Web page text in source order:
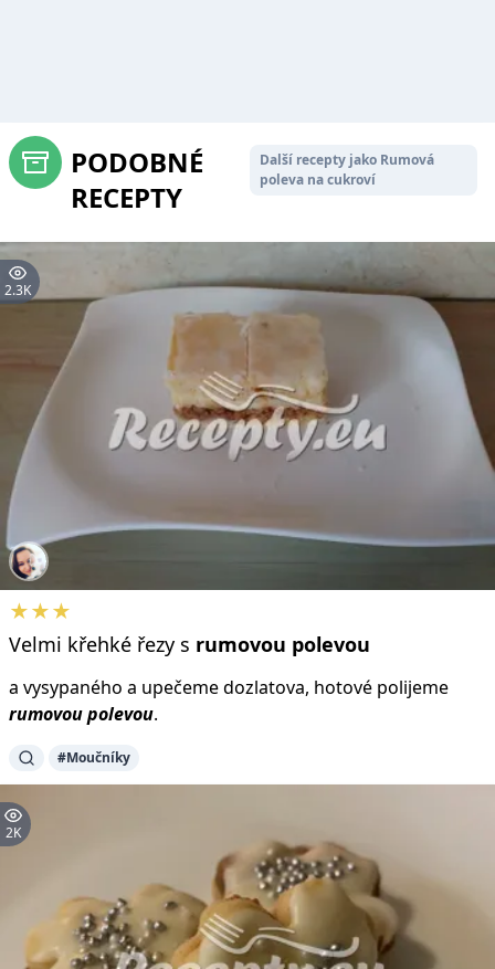
PODOBNÉ
RECEPTY
Další recepty jako Rumová
poleva na cukroví
2.3K
★★★
Velmi křehké řezy s rumovou polevou
a vysypaného a upečeme dozlatova, hotové polijeme
rumovoupolevou.
#Moučníky
2K